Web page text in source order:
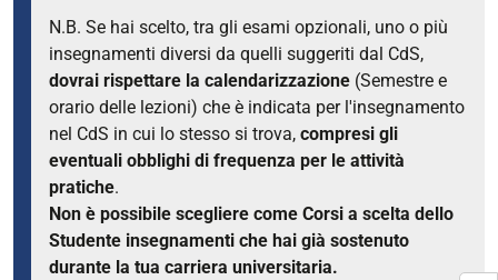
N.B. Se hai scelto, tra gli esami opzionali, uno o più
insegnamenti diversi da quelli suggeriti dal CdS,
dovrai rispettare la calendarizzazione (Semestre e
orario delle lezioni) che è indicata per l'insegnamento
nel CdS in cui lo stesso si trova, compresi gli
eventuali obblighi di frequenza per le attività
pratiche.
Non è possibile scegliere come Corsi a scelta dello
Studente insegnamenti che hai già sostenuto
durante la tua carriera universitaria.